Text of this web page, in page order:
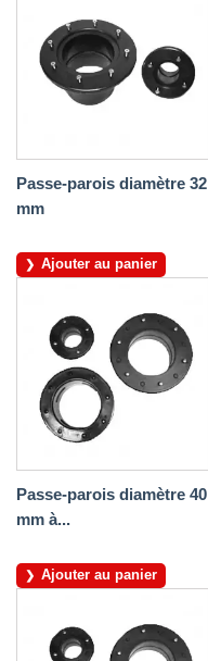
Passe-parois diamètre 32
mm
Ajouter au panier
Passe-parois diamètre 40
mm à...
Ajouter au panier